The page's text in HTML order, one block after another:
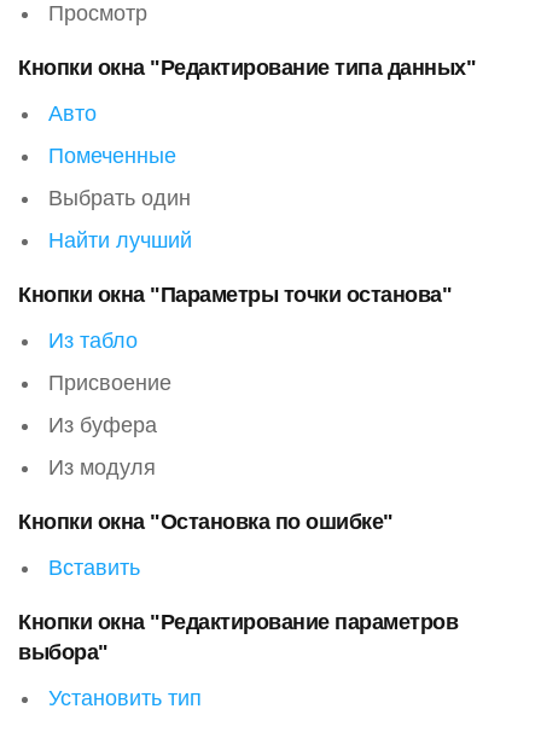
Просмотр
Кнопки окна "Редактирование типа данных"
Авто
Помеченные
Выбрать один
Найти лучший
Кнопки окна "Параметры точки останова"
Из табло
Присвоение
Из буфера
Из модуля
Кнопки окна "Остановка по ошибке"
Вставить
Кнопки окна "Редактирование параметров
выбора"
Установить тип